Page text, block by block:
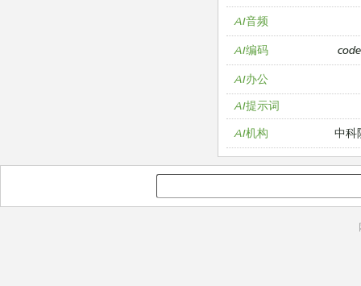
AI音频
AI编码
AI办公
AI提示词
AI机构
中科